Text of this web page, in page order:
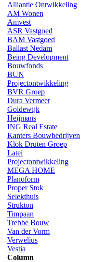
Alliantie Ontwikkeling
AM Wonen
Amvest
ASR Vastgoed
BAM Vastgoed
Ballast Nedam
Being Development
Bouwfonds
BUN
Projectontwikkeling
BVR Groep
Dura Vermeer
Goldewijk
Heijmans
ING Real Estate
Kanters Bouwbedrijven
Klok Druten Groep
Latei
Projectontwikkeling
MEGA HOME
Planoform
Proper Stok
Selekthuis
Strukton
Timpaan
Trebbe Bouw
Van der Vorm
Verwelius
Vestia
Column